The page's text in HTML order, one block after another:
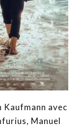
Kaufmann avec
Manuel